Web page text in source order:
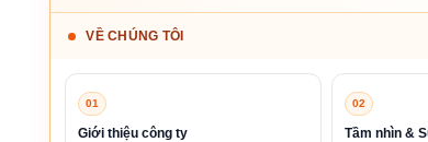
VỀ CHÚNG TÔI
01
Giới thiệu công ty
02
Tầm nhìn &